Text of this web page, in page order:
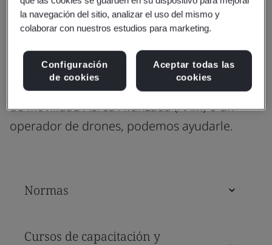
través de una experiencia
aeroespacial comprobada
Ya sea un contratista principal, un socio en la
cadena de suministro, una marca emergente
de Movilidad Aérea Avanzada (AAM) o un
operador de drones, podemos ayudarle.
Normas
Cursos de capacitación y
la navegación del sitio, analizar el uso del mismo y
colaborar con nuestros estudios para marketing.
Configuración
de cookies
Aceptar todas las
cookies